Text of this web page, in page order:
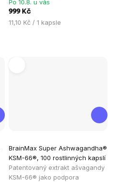
5
hvězdiček.
Po 10.8. u vás
999 Kč
Měrná
11,10 Kč / 1 kapsle
BrainMax Super Ashwagandha®
KSM-66®, 100 rostlinných kapslí
Patentovaný extrakt ašvagandy
KSM-66® jako podpora
hodnocení
produktu
je